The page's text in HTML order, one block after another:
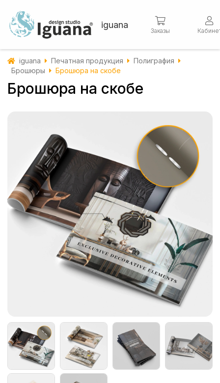
iguana
Заказы
iguana Печатная продукция
Полиграфия
Брошюры
Брошюра на скобе
Брошюра на скобе